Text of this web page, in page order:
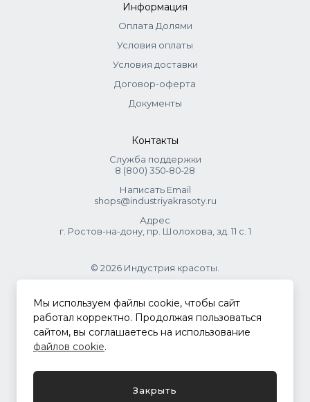
Информация
Оплата Долями
Условия оплаты
Условия доставки
Договор-оферта
Документы
Контакты
Служба поддержки
8 (800) 350‑80‑28
Написать Email
shops@industriyakrasoty.ru
Адрес
г. Ростов-на-дону, пр. Шолохова, зд. 11 с. 1
© 2026 Индустрия красоты.
.
Политика конфиденциальности
Мы используем файлы cookie, чтобы сайт
работал корректно. Продолжая пользоваться
сайтом, вы соглашаетесь на использование
файлов cookie.
Закрыть